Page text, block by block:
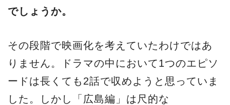
でしょうか。
その段階で映画化を考えていたわけではあ
りません。ドラマの中において1つのエピソ
ードは長くても2話で収めようと思っていま
した。しかし「広島編」は尺的な